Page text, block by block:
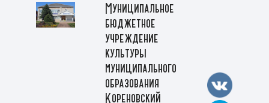
Муниципальное
бюджетное
учреждение
культуры
муниципального
образования
Кореновский